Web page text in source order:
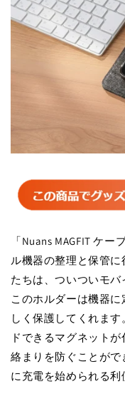
「Nuans MAGFIT ケ
ル機器の整理と保管
たちは、ついついモバ
このホルダーは機器
しく保護してくれま
ドできるマグネット
絡まりを防ぐことが
に充電を始められる利